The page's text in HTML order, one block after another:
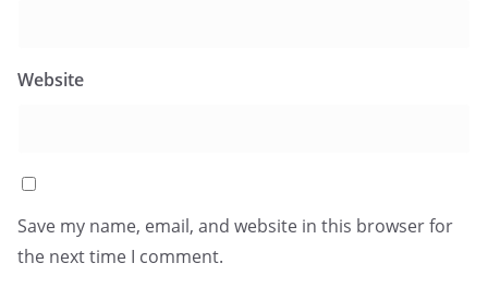
Website
Save my name, email, and website in this browser for
the next time I comment.